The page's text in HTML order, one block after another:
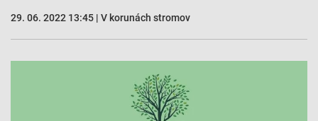
29. 06. 2022 13:45 | V korunách stromov